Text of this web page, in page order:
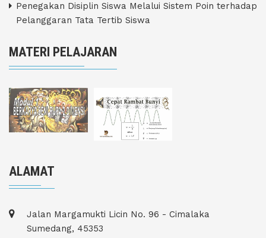
Penegakan Disiplin Siswa Melalui Sistem Poin terhadap
Pelanggaran Tata Tertib Siswa
MATERI PELAJARAN
ALAMAT
Jalan Margamukti Licin No. 96 - Cimalaka
Sumedang, 45353